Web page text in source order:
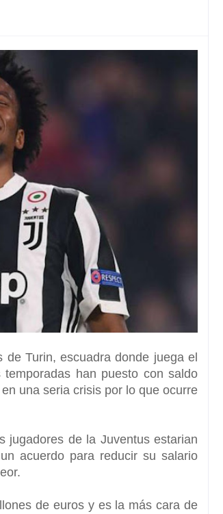
Turin, escuadra donde juega el
han puesto con saldo
una seria crisis por lo que ocurre
jugadores de la Juventus estarian
acuerdo para reducir su salario
de euros y es la más cara de